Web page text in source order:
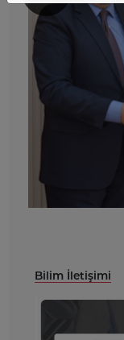
Bilim İletişimi